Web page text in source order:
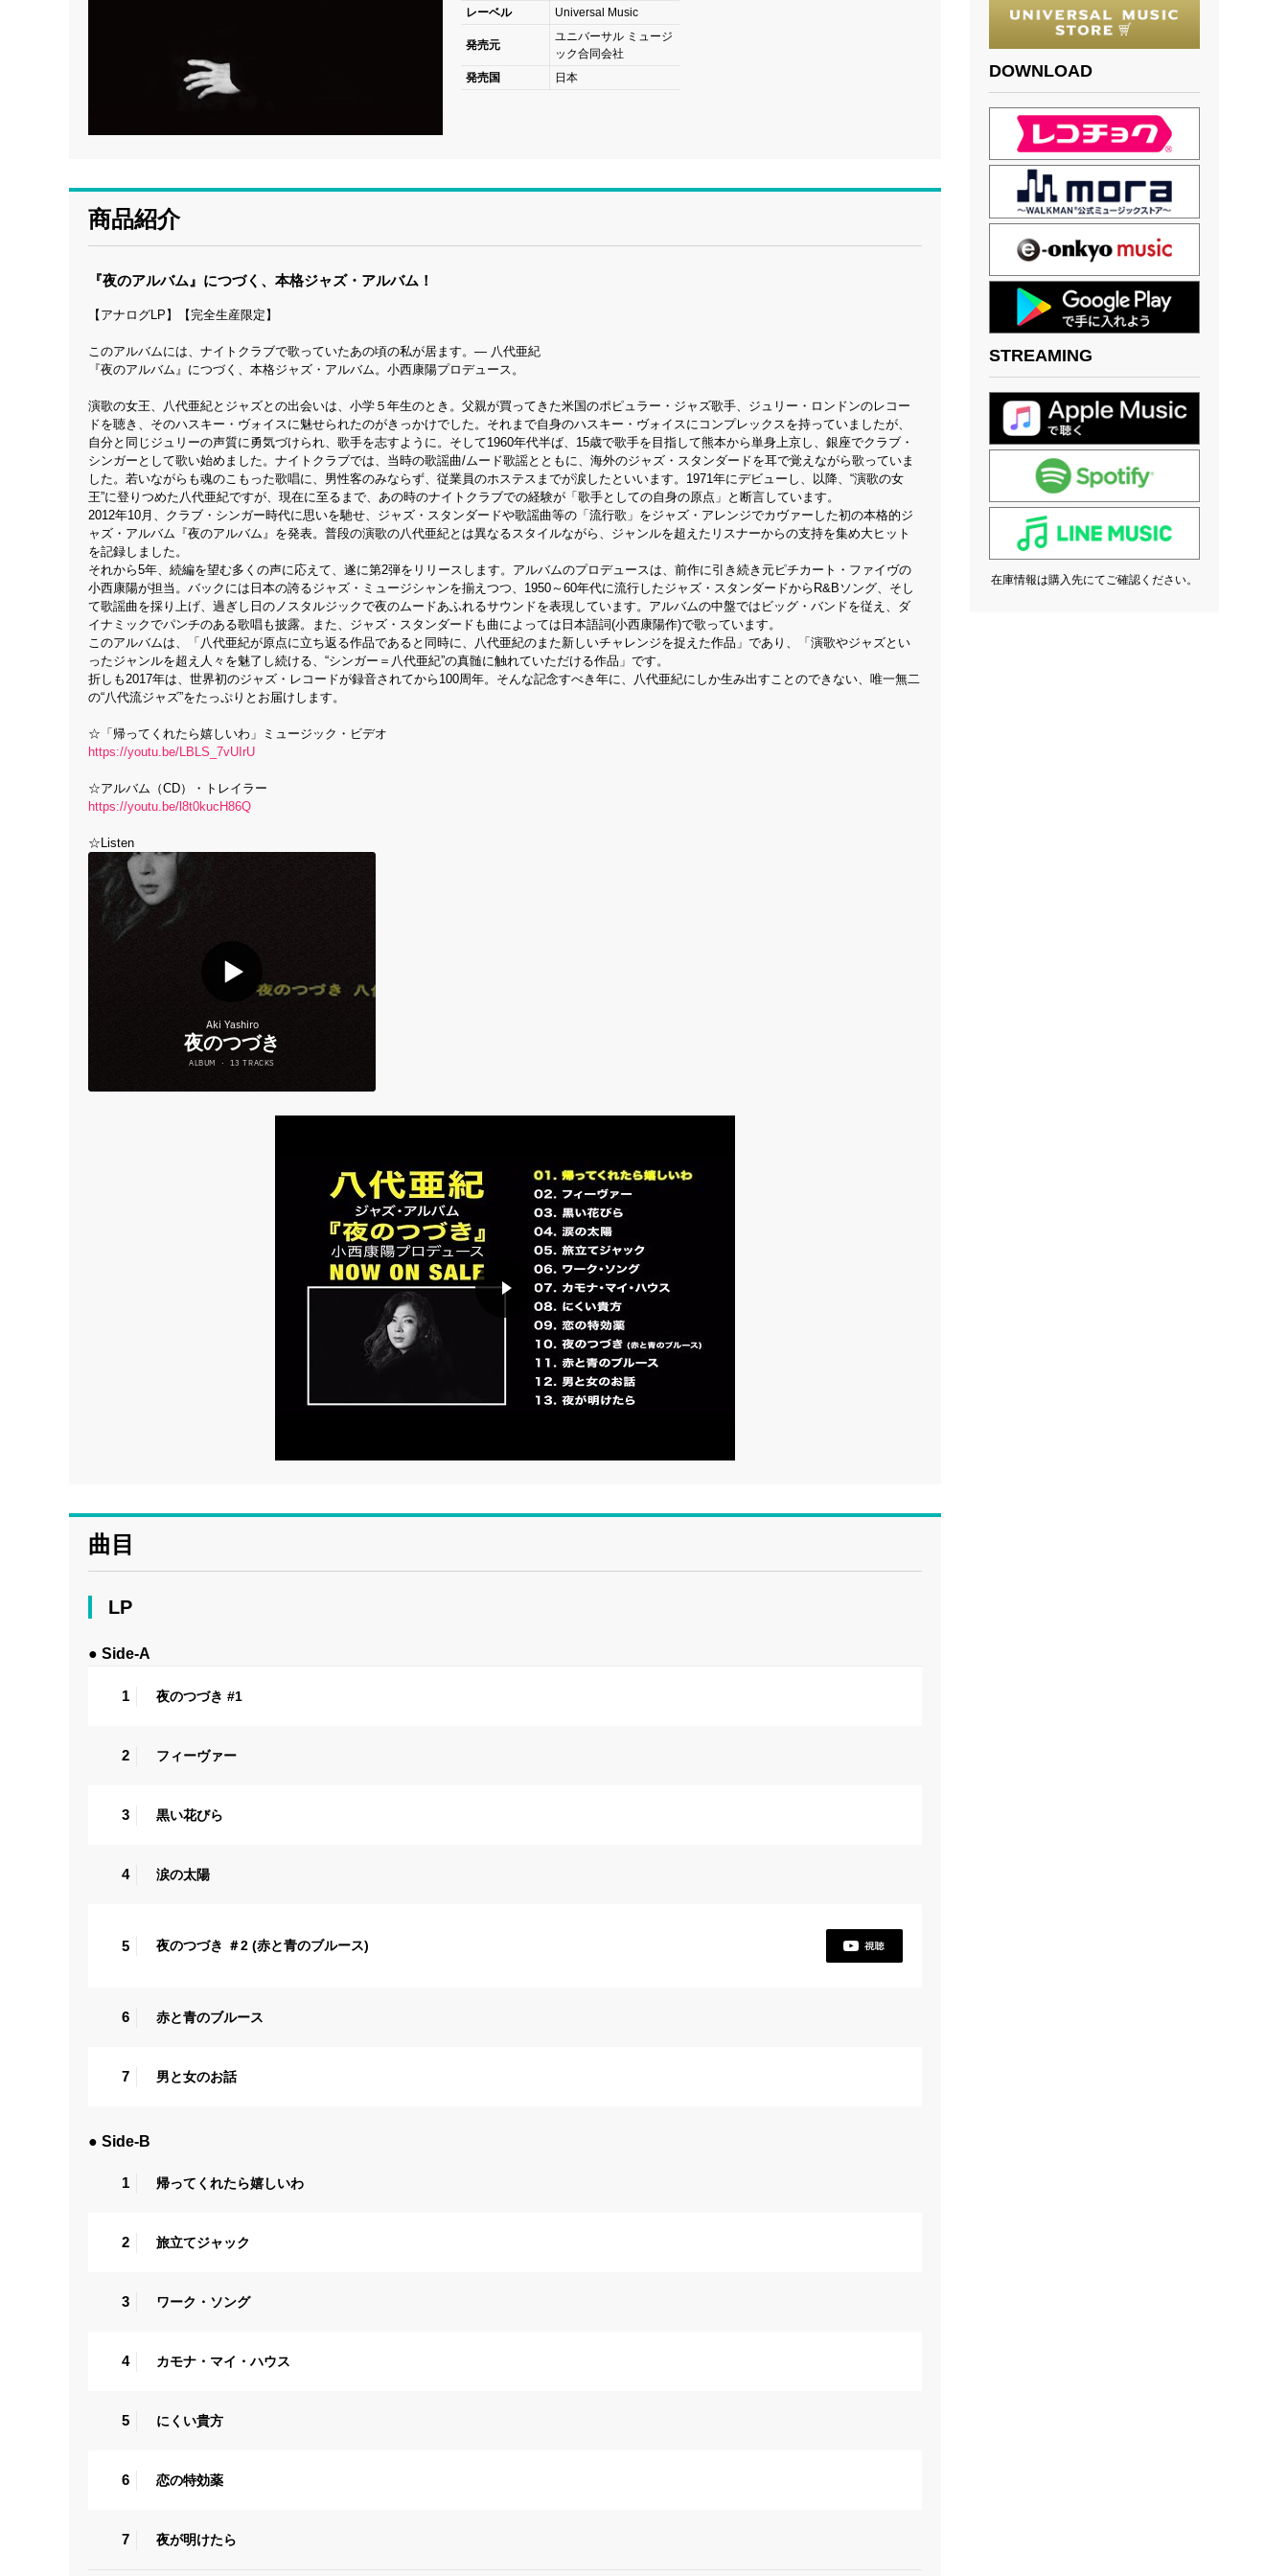
レーベル Universal Music
発売元
ユニバーサル ミュージ
ック合同会社
発売国
日本
商品紹介
『夜のアルバム』につづく、本格ジャズ・アルバム！
【アナログLP】【完全生産限定】
このアルバムには、ナイトクラブで歌っていたあの頃の私が居ます。― 八代亜紀
『夜のアルバム』につづく、本格ジャズ・アルバム。小西康陽プロデュース。
演歌の女王、八代亜紀とジャズとの出会いは、小学５年生のとき。父親が買ってきた米国のポピュラー・ジャズ歌手、ジュリー・ロンドンのレコー
ドを聴き、そのハスキー・ヴォイスに魅せられたのがきっかけでした。それまで自身のハスキー・ヴォイスにコンプレックスを持っていましたが、
自分と同じジュリーの声質に勇気づけられ、歌手を志すように。そして1960年代半ば、15歳で歌手を目指して熊本から単身上京し、銀座でクラブ・
シンガーとして歌い始めました。ナイトクラブでは、当時の歌謡曲/ムード歌謡とともに、海外のジャズ・スタンダードを耳で覚えながら歌っていま
した。若いながらも魂のこもった歌唱に、男性客のみならず、従業員のホステスまでが涙したといいます。1971年にデビューし、以降、“演歌の女
王”に登りつめた八代亜紀ですが、現在に至るまで、あの時のナイトクラブでの経験が「歌手としての自身の原点」と断言しています。
2012年10月、クラブ・シンガー時代に思いを馳せ、ジャズ・スタンダードや歌謡曲等の「流行歌」をジャズ・アレンジでカヴァーした初の本格的ジ
ャズ・アルバム『夜のアルバム』を発表。普段の演歌の八代亜紀とは異なるスタイルながら、ジャンルを超えたリスナーからの支持を集め大ヒット
を記録しました。
それから5年、続編を望む多くの声に応えて、遂に第2弾をリリースします。アルバムのプロデュースは、前作に引き続き元ピチカート・ファイヴの
小西康陽が担当。バックには日本の誇るジャズ・ミュージシャンを揃えつつ、1950～60年代に流行したジャズ・スタンダードからR&Bソング、そし
て歌謡曲を採り上げ、過ぎし日のノスタルジックで夜のムードあふれるサウンドを表現しています。アルバムの中盤ではビッグ・バンドを従え、ダ
イナミックでパンチのある歌唱も披露。また、ジャズ・スタンダードも曲によっては日本語詞(小西康陽作)で歌っています。
このアルバムは、「八代亜紀が原点に立ち返る作品であると同時に、八代亜紀のまた新しいチャレンジを捉えた作品」であり、「演歌やジャズとい
ったジャンルを超え人々を魅了し続ける、“シンガー＝八代亜紀”の真髄に触れていただける作品」です。
折しも2017年は、世界初のジャズ・レコードが録音されてから100周年。そんな記念すべき年に、八代亜紀にしか生み出すことのできない、唯一無二
の“八代流ジャズ”をたっぷりとお届けします。
☆「帰ってくれたら嬉しいわ」ミュージック・ビデオ
https://youtu.be/LBLS_7vUIrU
☆アルバム（CD）・トレイラー
https://youtu.be/l8t0kucH86Q
☆Listen
曲目
LP
● Side-A
1 夜のつづき #1
2 フィーヴァー
3 黒い花びら
4 涙の太陽
5 夜のつづき ＃2 (赤と青のブルース)
6 赤と青のブルース
7 男と女のお話
● Side-B
1 帰ってくれたら嬉しいわ
2 旅立てジャック
3 ワーク・ソング
4 カモナ・マイ・ハウス
5 にくい貴方
6 恋の特効薬
7 夜が明けたら
DOWNLOAD
STREAMING
在庫情報は購入先にてご確認ください。